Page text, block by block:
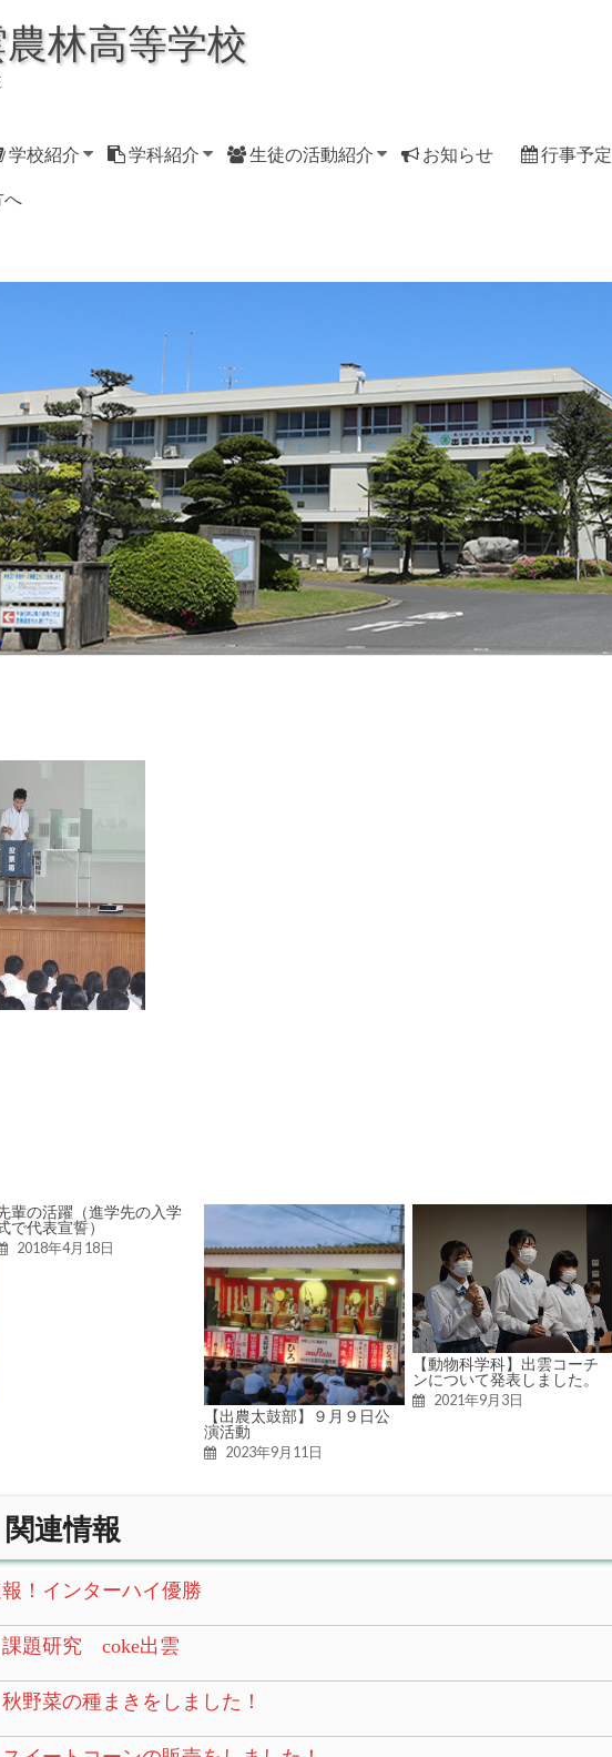
林高等学校
学校紹介 学科紹介 生徒の活動紹介 お知らせ 行事予定
へ
輩の活躍（進学先の入学
で代表宣誓）
2018年4月18日
【出農太鼓部】９月９日公
演活動
2023年9月11日
【動物科学科】出雲コーチ
ンについて発表しました。
2021年9月3日
関連情報
報！インターハイ優勝
課題研究 coke出雲
野菜の種まきをしました！